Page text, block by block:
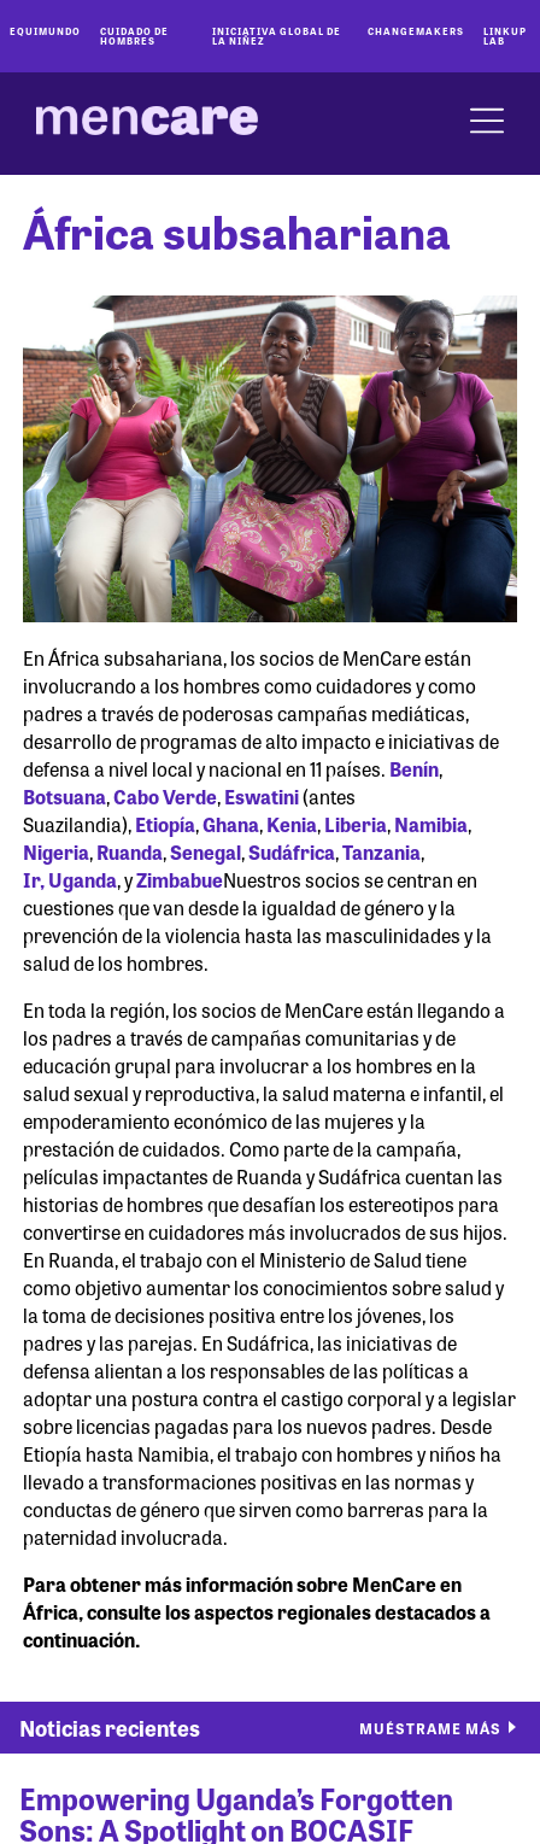
EQUIMUNDO CUIDADO DE
HOMBRES
INICIATIVA GLOBAL DE
LA NIÑEZ
CHANGEMAKERS LINKUP
LAB
África subsahariana
En África subsahariana, los socios de MenCare están
involucrando a los hombres como cuidadores y como
padres a través de poderosas campañas mediáticas,
desarrollo de programas de alto impacto e iniciativas de
defensa a nivel local y nacional en 11 países. Benín,
Botsuana,Cabo Verde,Eswatini(antes
Suazilandia),Etiopía,Ghana,Kenia,Liberia,Namibia,
Nigeria,Ruanda,Senegal,Sudáfrica,Tanzania,
Ir,Uganda, yZimbabueNuestros socios se centran en
cuestiones que van desde la igualdad de género y la
prevención de la violencia hasta las masculinidades y la
salud de los hombres.
En toda la región, los socios de MenCare están llegando a
los padres a través de campañas comunitarias y de
educación grupal para involucrar a los hombres en la
salud sexual y reproductiva, la salud materna e infantil, el
empoderamiento económico de las mujeres y la
prestación de cuidados. Como parte de la campaña,
películas impactantes de Ruanda y Sudáfrica cuentan las
historias de hombres que desafían los estereotipos para
convertirse en cuidadores más involucrados de sus hijos.
En Ruanda, el trabajo con el Ministerio de Salud tiene
como objetivo aumentar los conocimientos sobre salud y
la toma de decisiones positiva entre los jóvenes, los
padres y las parejas. En Sudáfrica, las iniciativas de
defensa alientan a los responsables de las políticas a
adoptar una postura contra el castigo corporal y a legislar
sobre licencias pagadas para los nuevos padres. Desde
Etiopía hasta Namibia, el trabajo con hombres y niños ha
llevado a transformaciones positivas en las normas y
conductas de género que sirven como barreras para la
paternidad involucrada.
Para obtener más información sobre MenCare en
África, consulte los aspectos regionales destacados a
continuación.
Noticias recientes MUÉSTRAME MÁS
Empowering Uganda’s Forgotten
Sons: A Spotlight on BOCASIF